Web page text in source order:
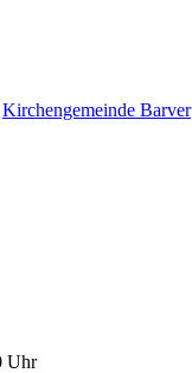
Kirchengemeinde Barver
Uhr